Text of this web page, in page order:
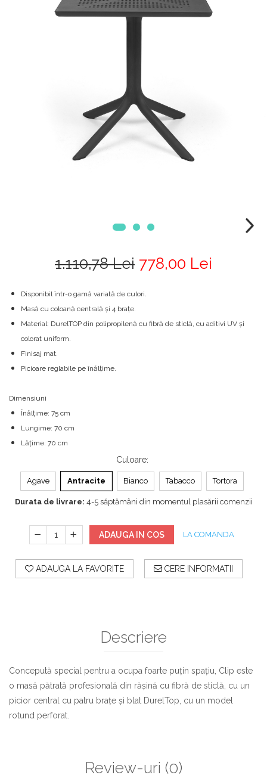
1.110,78 Lei 778,00 Lei
Disponibil într-o gamă variată de culori.
Masă cu coloană centrală și 4 brațe.
Material: DurelTOP din polipropilenă cu fibră de sticlă, cu aditivi UV și
colorat uniform.
Finisaj mat.
Picioare reglabile pe înălțime.
Dimensiuni
Înălțime: 75 cm
Lungime: 70 cm
Lățime: 70 cm
Culoare:
Agave Antracite Bianco Tabacco Tortora
Durata de livrare: 4-5 săptămâni din momentul plasării comenzii
ADAUGA IN COS LA COMANDA
ADAUGA LA FAVORITE CERE INFORMATII
Descriere
Concepută special pentru a ocupa foarte puțin spațiu, Clip este
o masă pătrată profesională din rășină cu fibră de sticlă, cu un
picior central cu patru brațe și blat DurelTop, cu un model
rotund perforat.
Review-uri (0)